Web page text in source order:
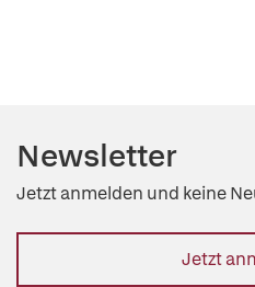
Newsletter
Jetzt anmelden und keine
Jetzt